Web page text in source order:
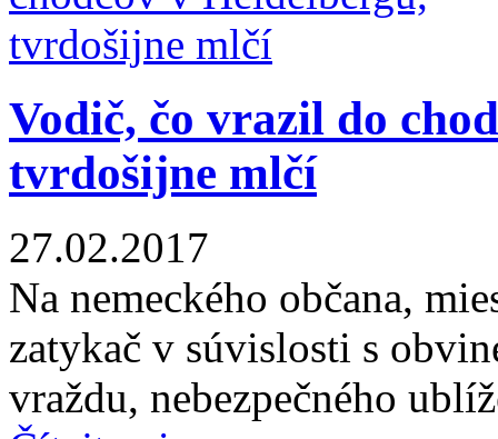
Vodič, čo vrazil do
tvrdošijne mlčí
27.02.2017
Na nemeckého občana,
zatykač v súvislosti s
vraždu, nebezpečného